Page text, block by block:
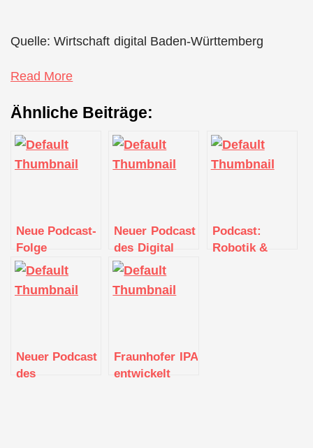
Quelle: Wirtschaft digital Baden-Württemberg
Read More
Ähnliche Beiträge:
Neue Podcast-
Folge
„Vorgespult“
beschäftigt
sich mit
Neuer Podcast
des Digital
Hub
Nordschwarzwald
Podcast:
Robotik &
Neuer Podcast
des
Fraunhofer IPA
entwickelt